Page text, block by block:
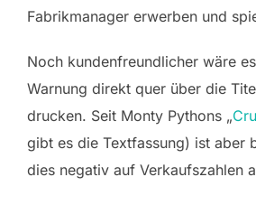
Fabrikmanager erwerben und
Noch kundenfreundlicher wäre
Warnung direkt quer über die
drucken. Seit Monty Pythons „
gibt es die Textfassung) ist aber
dies negativ auf Verkaufszahlen